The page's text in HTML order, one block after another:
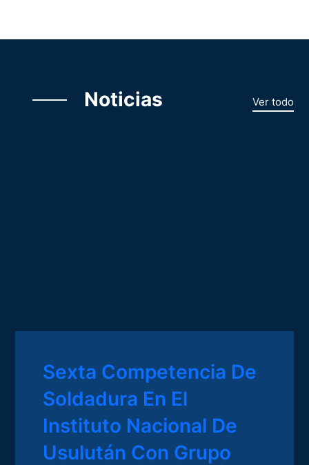
Noticias Ver todo
Sexta Competencia De
Soldadura En El
Instituto Nacional De
Usulután Con Grupo